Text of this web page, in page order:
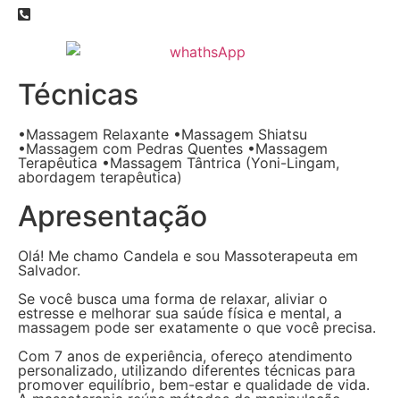
Técnicas
•Massagem Relaxante •Massagem Shiatsu
•Massagem com Pedras Quentes •Massagem
Terapêutica •Massagem Tântrica (Yoni-Lingam,
abordagem terapêutica)
Apresentação
Olá! Me chamo Candela e sou Massoterapeuta em
Salvador.
Se você busca uma forma de relaxar, aliviar o
estresse e melhorar sua saúde física e mental, a
massagem pode ser exatamente o que você precisa.
Com 7 anos de experiência, ofereço atendimento
personalizado, utilizando diferentes técnicas para
promover equilíbrio, bem-estar e qualidade de vida.